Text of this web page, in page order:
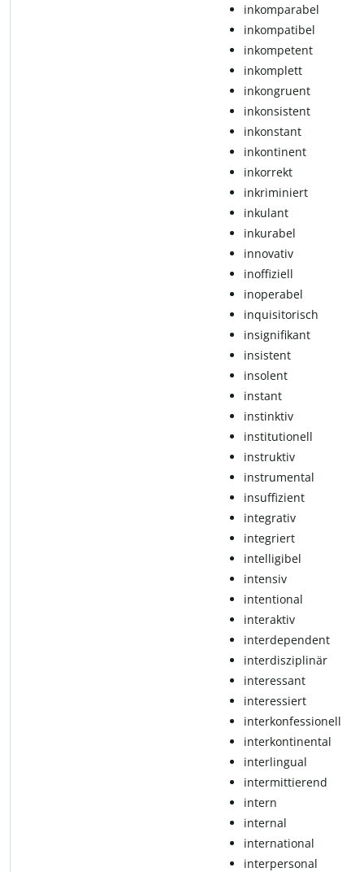
inkomparabel
inkompatibel
in­kom­pe­tent
in­kom­plett
in­kon­gru­ent
in­kon­sis­tent
in­kon­s­tant
in­kon­ti­nent
in­kor­rekt
in­kri­mi­niert
in­ku­lant
inkurabel
in­no­va­tiv
in­of­fi­zi­ell
inoperabel
in­qui­si­to­risch
in­si­g­ni­fi­kant
in­sis­tent
in­so­lent
instant
in­s­tink­tiv
in­s­ti­tu­ti­o­nell
in­s­t­ruk­tiv
in­s­t­ru­men­tal
in­suf­fi­zi­ent
in­te­g­ra­tiv
in­te­g­riert
intelligibel
in­ten­siv
in­ten­ti­o­nal
in­ter­ak­tiv
in­ter­de­pen­dent
interdisziplinär
in­te­r­es­sant
in­te­r­es­siert
in­ter­kon­fes­si­o­nell
in­ter­kon­ti­nen­tal
interlingual
intermittierend
in­tern
internal
international
interpersonal